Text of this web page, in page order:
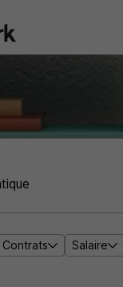
Contrats Salaire